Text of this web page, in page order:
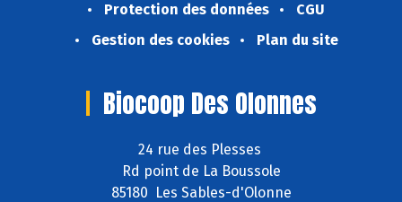
Protection des données
CGU
Gestion des cookies
Plan du site
Biocoop Des Olonnes
24 rue des Plesses
Rd point de La Boussole
85180 Les Sables-d'Olonne